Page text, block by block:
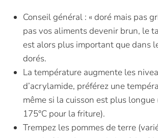
Conseil général : « doré mais pas
pas vos aliments devenir brun, le
est alors plus important que dans
dorés.
La température augmente les
d’acrylamide, préférez une
même si la cuisson est plus longue
175°C pour la friture).
Trempez les pommes de terre